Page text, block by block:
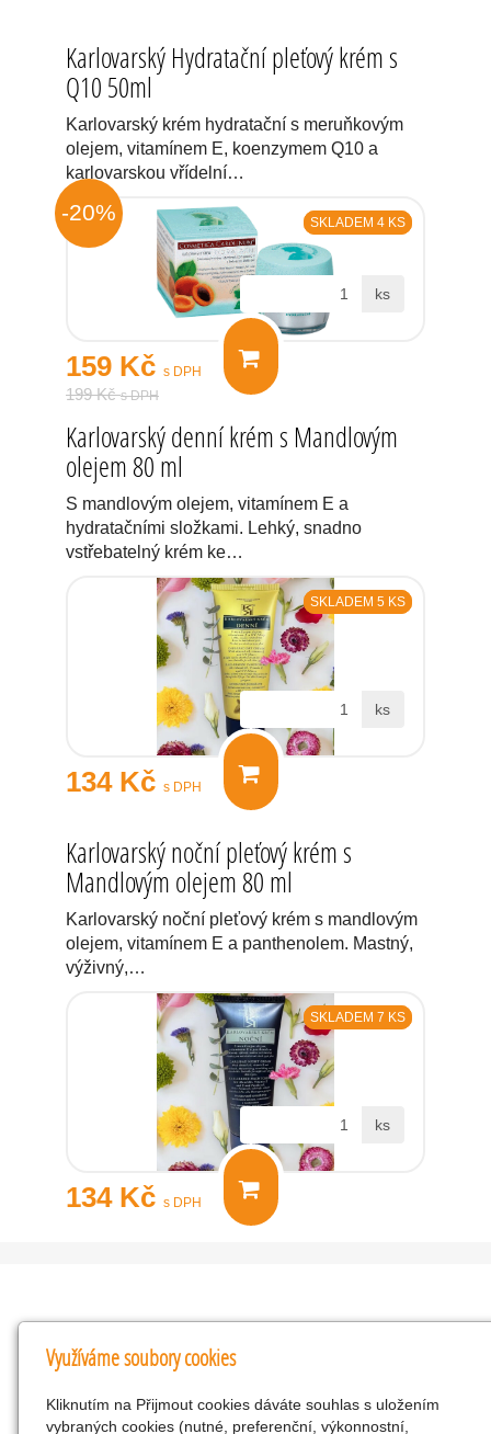
-20%
Karlovarský Hydratační pleťový krém s
Q10 50ml
Karlovarský krém hydratační s meruňkovým
olejem, vitamínem E, koenzymem Q10 a
karlovarskou vřídelní…
SKLADEM 4 KS
199 Kčs DPH
159 Kč s DPH
ks
Karlovarský denní krém s Mandlovým
olejem 80 ml
S mandlovým olejem, vitamínem E a
hydratačními složkami. Lehký, snadno
vstřebatelný krém ke…
SKLADEM 5 KS
134 Kč s DPH
ks
Karlovarský noční pleťový krém s
Mandlovým olejem 80 ml
Karlovarský noční pleťový krém s mandlovým
olejem, vitamínem E a panthenolem. Mastný,
výživný,…
SKLADEM 7 KS
134 Kč s DPH
ks
Kontakty
KNK obchodní společnost s r.o.
Komenského 127, Žacléř, 542 01 Číslo účtu:
Využíváme soubory cookies
Kliknutím na Přijmout cookies dáváte souhlas s uložením
vybraných cookies (nutné, preferenční, výkonnostní,